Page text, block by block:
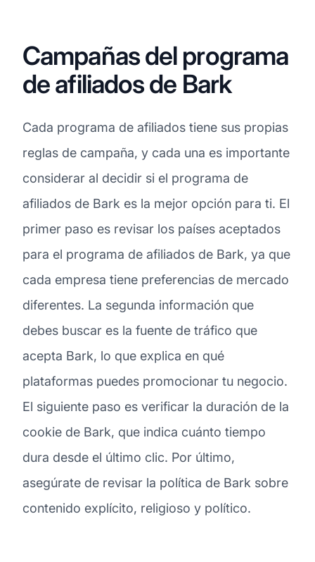
Campañas del programa
de afiliados de Bark
Cada programa de afiliados tiene sus propias
reglas de campaña, y cada una es importante
considerar al decidir si el programa de
afiliados de Bark es la mejor opción para ti. El
primer paso es revisar los países aceptados
para el programa de afiliados de Bark, ya que
cada empresa tiene preferencias de mercado
diferentes. La segunda información que
debes buscar es la fuente de tráfico que
acepta Bark, lo que explica en qué
plataformas puedes promocionar tu negocio.
El siguiente paso es verificar la duración de la
cookie de Bark, que indica cuánto tiempo
dura desde el último clic. Por último,
asegúrate de revisar la política de Bark sobre
contenido explícito, religioso y político.